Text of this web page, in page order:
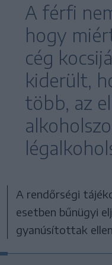
A férfi
hogy
cég
kiderült,
több, az
A rendőrségi
esetben bűnügyi
gyanúsítottak